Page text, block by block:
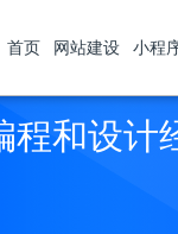
首页 网站建设 小程
程和设计